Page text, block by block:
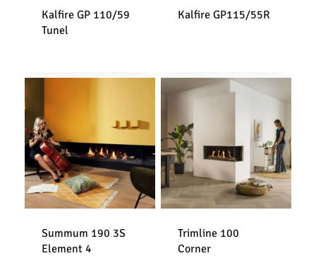
Kalfire GP 110/59
Tunel
Kalfire GP115/55R
Summum 190 3S
Element 4
Trimline 100
Corner